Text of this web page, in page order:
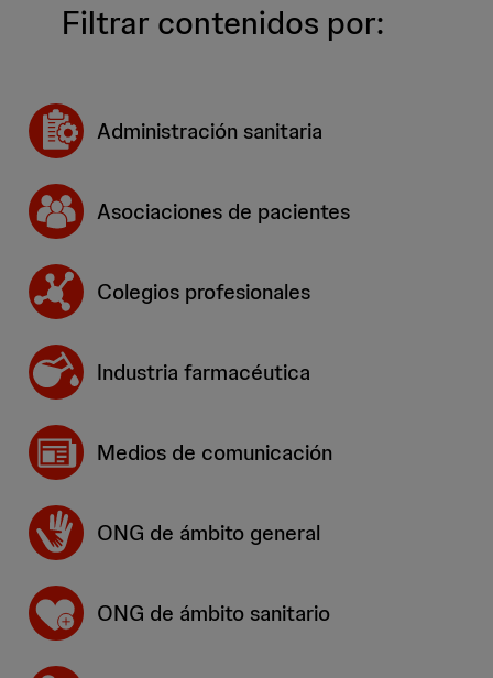
Filtrar contenidos por:
Administración sanitaria
Asociaciones de pacientes
Colegios profesionales
Industria farmacéutica
Medios de comunicación
ONG de ámbito general
ONG de ámbito sanitario